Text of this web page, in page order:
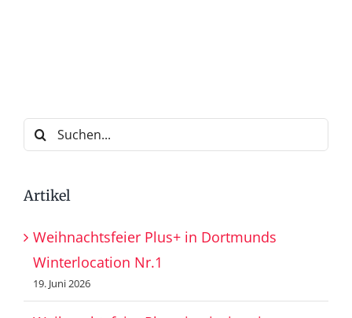
Suche
nach:
Artikel
Weihnachtsfeier Plus+ in Dortmunds
Winterlocation Nr.1
19. Juni 2026